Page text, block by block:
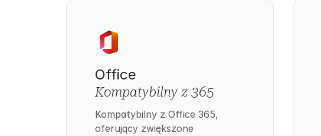
Office
Kompatybilny z 365
Kompatybilny z Office 365,
oferujący zwiększone